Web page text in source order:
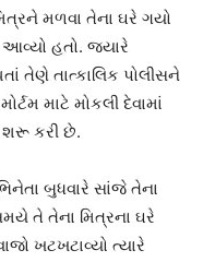
મળવા તેના ઘરે ગયો
હતો. જ્યારે
તેણે તાત્કાલિક પોલીસને
માટે મોકલી દેવામાં
કરી છે.
બુધવારે સાંજે તેના
તે તેના મિત્રના ઘરે
ખટખટાવ્યો ત્યારે